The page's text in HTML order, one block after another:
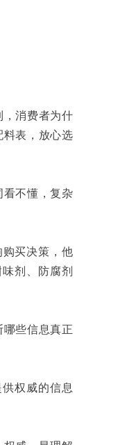
消费者为什
表，放心选
不懂，复杂
买决策，他
剂、防腐剂
些信息真正
权威的信息